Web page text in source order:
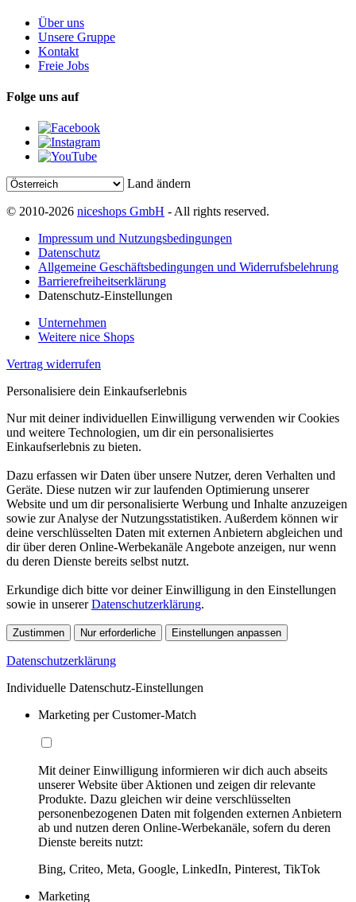
Über uns
Unsere Gruppe
Kontakt
Freie Jobs
Folge uns auf
Land ändern
© 2010-2026 niceshops GmbH - All rights reserved.
Impressum und Nutzungsbedingungen
Datenschutz
Allgemeine Geschäftsbedingungen und Widerrufsbelehrung
Barrierefreiheitserklärung
Datenschutz-Einstellungen
Unternehmen
Weitere nice Shops
Vertrag widerrufen
Personalisiere dein Einkaufserlebnis
Nur mit deiner individuellen Einwilligung verwenden wir Cookies
und weitere Technologien, um dir ein personalisiertes
Einkaufserlebnis zu bieten.
Dazu erfassen wir Daten über unsere Nutzer, deren Verhalten und
Geräte. Diese nutzen wir zur laufenden Optimierung unserer
Website und um dir personalisierte Werbung und Inhalte anzuzeigen
sowie zur Analyse der Nutzungsstatistiken. Außerdem können wir
deine verschlüsselten Daten mit externen Anbietern abgleichen und
dir über deren Online-Werbekanäle Angebote anzeigen, nur wenn
du deren Dienste bereits selbst nutzt.
Erkundige dich bitte vor deiner Einwilligung in den Einstellungen
sowie in unsererDatenschutzerklärung.
Zustimmen Nur erforderliche Einstellungen anpassen
Datenschutzerklärung
Individuelle Datenschutz-Einstellungen
Marketing per Customer-Match
Mit deiner Einwilligung informieren wir dich auch abseits
unserer Website über Aktionen und zeigen dir relevante
Produkte. Dazu gleichen wir deine verschlüsselten
personenbezogenen Daten mit folgenden externen Anbietern
ab und nutzen deren Online-Werbekanäle, sofern du deren
Dienste bereits nutzt:
Bing, Criteo, Meta, Google, LinkedIn, Pinterest, TikTok
Marketing